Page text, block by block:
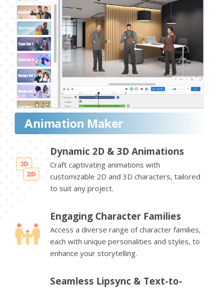
Animation Maker
Dynamic 2D & 3D Animations
Craft captivating animations with
customizable 2D and 3D characters, tailored
to suit any project.
Engaging Character Families
Access a diverse range of character families,
each with unique personalities and styles, to
enhance your storytelling.
Seamless Lipsync & Text-to-